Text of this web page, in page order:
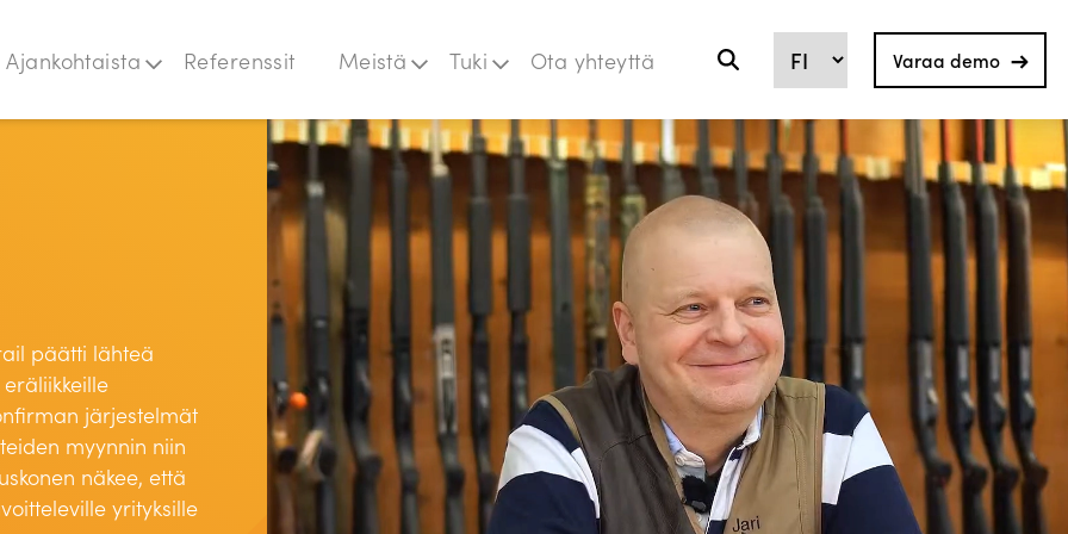
Ajankohtaista Referenssit Meistä
Laskutustiedot
Rekry
Tuki
Domus
Flowvy
Jeemly
NetBaron
Prime
Quick3
Liikunta-alan
ohjelmistot
Cash-In
Ceepos
Ota yhteyttä Varaa demo
päätti lähteä
järjestelmät
myynnin niin
näkee, että
yrityksille